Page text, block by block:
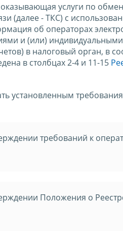
услуги по
(далее - ТКС) с
об операторах
и (или)
в налоговый орган, в
в столбцах 2-4 и 11-15
установленным
требований к
Положения о